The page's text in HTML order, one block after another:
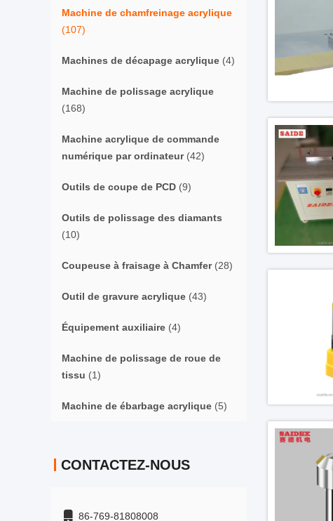
Machine de chamfreinage acrylique
(107)
Machines de décapage acrylique (4)
Machine de polissage acrylique
(168)
Machine acrylique de commande
numérique par ordinateur(42)
Outils de coupe de PCD (9)
Outils de polissage des diamants
(10)
Coupeuse à fraisage à Chamfer(28)
Outil de gravure acrylique (43)
Équipement auxiliaire (4)
Machine de polissage de roue de
tissu (1)
Machine de ébarbage acrylique (5)
CONTACTEZ-NOUS
86-769-81808008